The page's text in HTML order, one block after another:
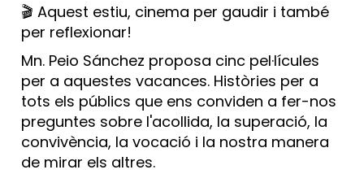
🎬 Aquest estiu, cinema per gaudir i també
per reflexionar!
Mn. Peio Sánchez proposa cinc pel·lícules
per a aquestes vacances. Històries per a
tots els públics que ens conviden a fer-nos
preguntes sobre l'acollida, la superació, la
convivència, la vocació i la nostra manera
de mirar els altres.